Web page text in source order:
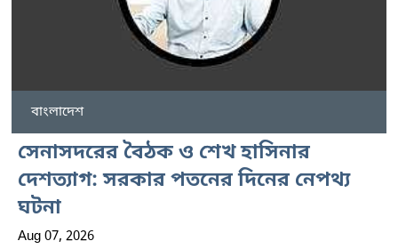
বাংলাদেশ
সেনাসদরের বৈঠক ও শেখ হাসিনার
দেশত্যাগ: সরকার পতনের দিনের নেপথ্য
ঘটনা
Aug 07, 2026